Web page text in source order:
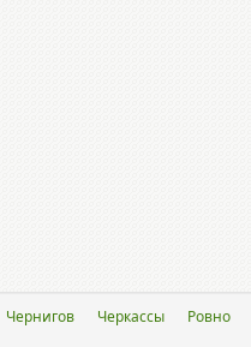
Чернигов Черкассы Ровно